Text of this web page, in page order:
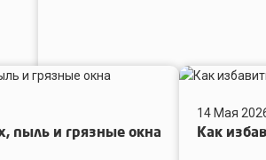
пыль и грязные окна
Как
запаха
14 Мая
Как